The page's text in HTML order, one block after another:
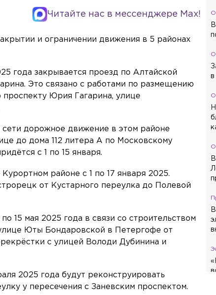
Читайте нас в мессенджере Max!
и ограничении движения в 5 районах
года закрывается проезд по Алтайской
Это связано с работами по размещению
Юрия Гагарина, улице
сети дорожное движение в этом районе
до дома 112 литера А по Московскому
с 1 по 15 января.
районе с 1 по 17 января 2025.
от Кустарного переулка до Полевой
15 мая 2025 года в связи со строительством
Юты Бондаровской в Петергофе от
с улицей Володи Дубинина и
2025 года будут реконструировать
у пересечения с Заневским проспектом.